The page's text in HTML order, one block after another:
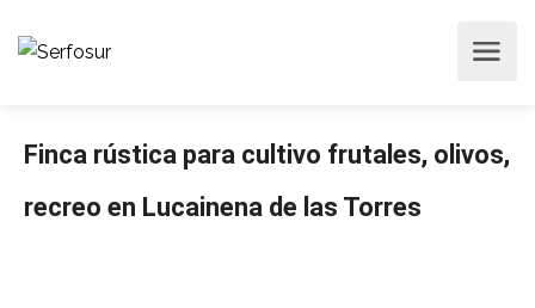
Finca rústica para cultivo frutales, olivos,
recreo en Lucainena de las Torres